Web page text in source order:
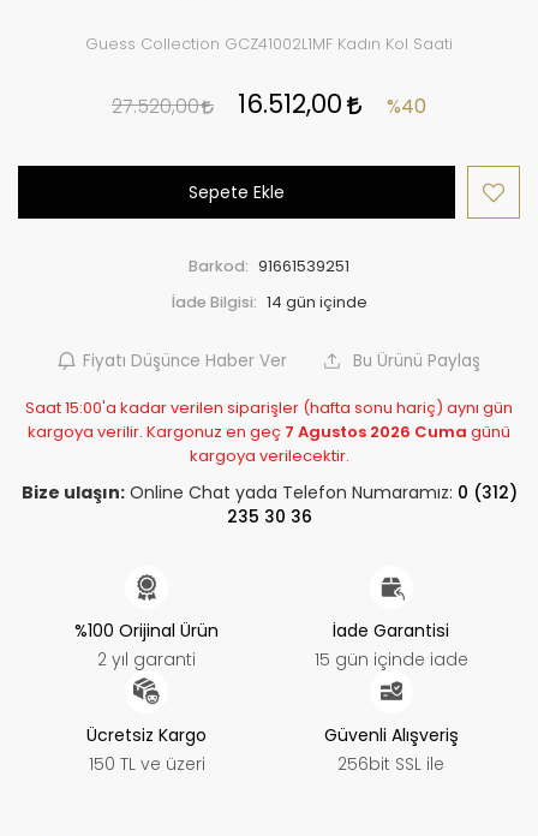
Guess Collection GCZ41002L1MF Kadın Kol Saati
27.520,00 16.512,00 %40
Sepete Ekle
Barkod: 91661539251
İade Bilgisi:
Fiyatı Düşünce Haber Ver Bu Ürünü Paylaş
Saat 15:00'a kadar verilen siparişler (hafta sonu hariç) aynı gün
kargoya verilir. Kargonuz en geç 7 Agustos 2026 Cuma günü
kargoya verilecektir.
Bize ulaşın:Online Chat yada Telefon Numaramız: 0 (312)
235 30 36
%100 Orijinal Ürün
2 yıl garanti
İade Garantisi
15 gün içinde iade
Ücretsiz Kargo
150 TL ve üzeri
Güvenli Alışveriş
256bit SSL ile